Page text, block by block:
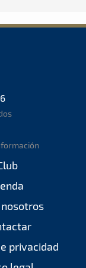
nosotros
privacidad